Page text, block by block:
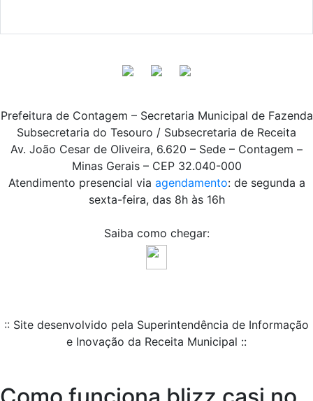
Prefeitura de Contagem – Secretaria Municipal de Fazenda
Subsecretaria do Tesouro / Subsecretaria de Receita
Av. João Cesar de Oliveira, 6.620 – Sede – Contagem –
Minas Gerais – CEP 32.040-000
Atendimento presencial via agendamento: de segunda a
sexta-feira, das 8h às 16h
Saiba como chegar:
:: Site desenvolvido pela Superintendência de Informação
e Inovação da Receita Municipal ::